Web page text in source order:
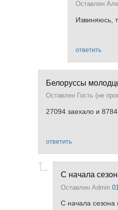
Оставлен
Извиняюсь,
ответить
Белоруссы
Оставлен Гость (не
27094 заехало и
ответить
С начала
Оставлен Admin
С начала сезона